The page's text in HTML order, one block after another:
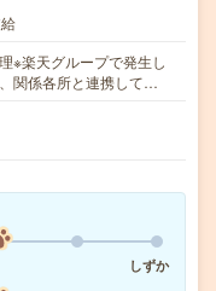
※楽天グループで発生し
関係各所と連携して…
しずか